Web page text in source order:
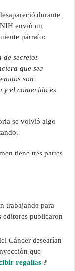
durante
enviò un
párrafo:
secretos
que sea
son
y el contenido es
se volvió algo
tiene tres partes
trabajando para
editores publicaron
Cáncer desearían
que
regalías ?